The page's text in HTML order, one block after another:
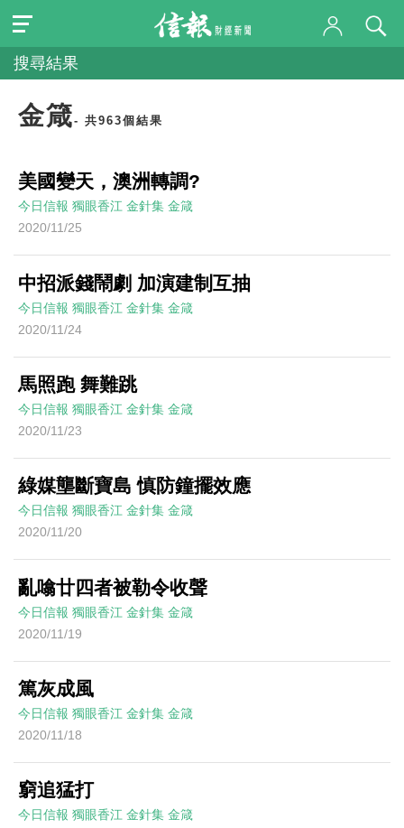
搜尋結果
金箴- 共963個結果
美國變天，澳洲轉調?
今日信報 獨眼香江 金針集 金箴
2020/11/25
中招派錢鬧劇 加演建制互抽
今日信報 獨眼香江 金針集 金箴
2020/11/24
馬照跑 舞難跳
今日信報 獨眼香江 金針集 金箴
2020/11/23
綠媒壟斷寶島 慎防鐘擺效應
今日信報 獨眼香江 金針集 金箴
2020/11/20
亂噏廿四者被勒令收聲
今日信報 獨眼香江 金針集 金箴
2020/11/19
篤灰成風
今日信報 獨眼香江 金針集 金箴
2020/11/18
窮追猛打
今日信報 獨眼香江 金針集 金箴